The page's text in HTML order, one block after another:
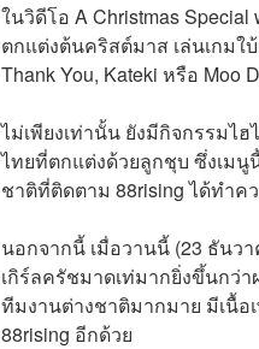
ในวิดีโอ A Christmas
ตกแต่งต้นคริสต์มาส เล่นเกมใ
Thank You, Kateki หรือ Moo
ไม่เพียงเท่านั้น ยังมีกิจกรรมไ
ไทยที่ตกแต่งด้วยลูกชุบ ซึ่งเมนู
ชาติที่ติดตาม 88rising ได้ทำค
นอกจากนี้ เมื่อวานนี้ (23 ธันว
เกิร์ลครัชมาดเท่มากยิ่งขึ้นกว่
ทีมงานต่างชาติมากมาย มีเนื้
88rising อีกด้วย